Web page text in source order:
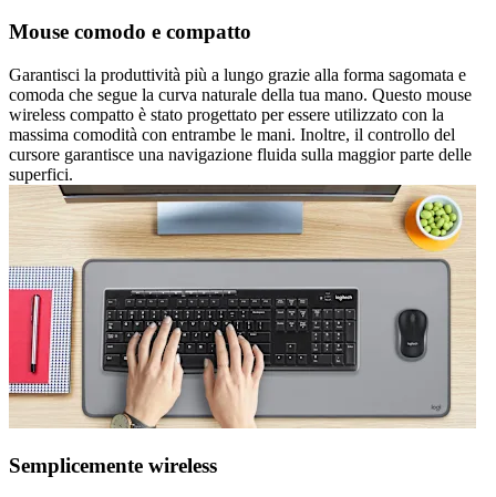
Mouse comodo e compatto
Garantisci la produttività più a lungo grazie alla forma sagomata e
comoda che segue la curva naturale della tua mano. Questo mouse
wireless compatto è stato progettato per essere utilizzato con la
massima comodità con entrambe le mani. Inoltre, il controllo del
cursore garantisce una navigazione fluida sulla maggior parte delle
superfici.
Semplicemente wireless